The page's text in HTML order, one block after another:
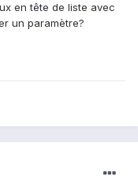
en tête de liste avec
un paramètre?